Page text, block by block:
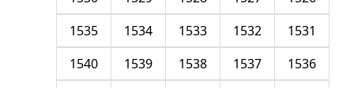
1531
1532
1533
1534
1535
1536
1537
1538
1539
1540